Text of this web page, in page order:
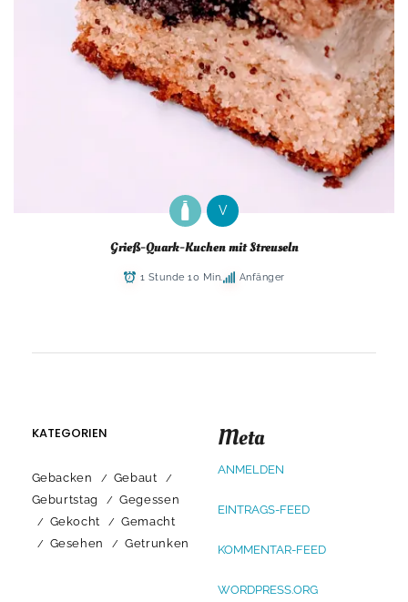
V
Grieß-Quark-Kuchen mit Streuseln
1 Stunde 10 Min. Anfänger
KATEGORIEN
Gebacken
Gebaut
Geburtstag
Gegessen
Gekocht
Gemacht
Gesehen
Getrunken
Meta
ANMELDEN
EINTRAGS-FEED
KOMMENTAR-FEED
WORDPRESS.ORG